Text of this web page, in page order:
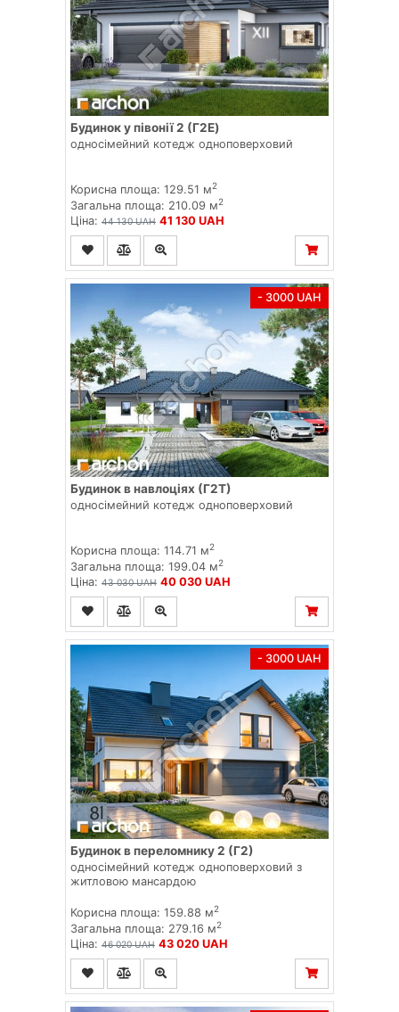
Будинок у півонії 2 (Г2E)
односімейний котедж одноповерховий
Корисна площа: 129.51 м2
Загальна площа: 210.09 м2
Ціна: 44 130 UAH 41 130 UAH
- 3000 UAH
Будинок в навлоціях (Г2Т)
односімейний котедж одноповерховий
Корисна площа: 114.71 м2
Загальна площа: 199.04 м2
Ціна: 43 030 UAH 40 030 UAH
- 3000 UAH
Будинок в переломнику 2 (Г2)
односімейний котедж одноповерховий з
житловою мансардою
Корисна площа: 159.88 м2
Загальна площа: 279.16 м2
Ціна: 46 020 UAH 43 020 UAH